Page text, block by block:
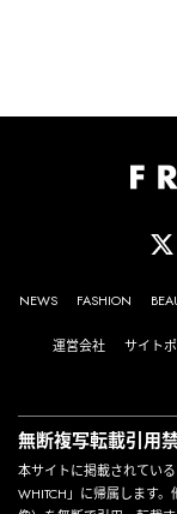
NEWS FASHION
運営会社
サイト
無断複写転載引用
本サイトに掲載されてい
WHITCH」に帰属します